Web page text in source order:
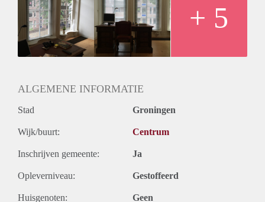
+ 5
ALGEMENE INFORMATIE
Stad Groningen
Wijk/buurt: Centrum
Inschrijven gemeente: Ja
Opleverniveau: Gestoffeerd
Huisgenoten: Geen